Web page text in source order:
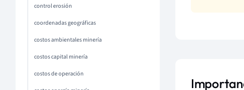
control erosión
coordenadas geográficas
costos ambientales minería
costos capital minería
costos de operación